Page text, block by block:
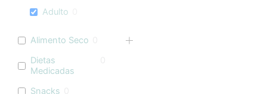
Adulto
Alimento Seco
Dietas
Medicadas
Snacks